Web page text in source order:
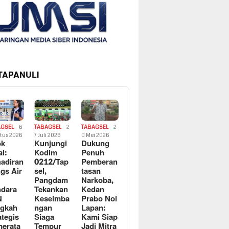
6
2026
Air
TABAGSEL
2
7 Juli 2026
Kunjungi
Kodim
0212/Tap
sel,
Pangdam
Tekankan
Keseimba
ngan
Siaga
TABAGSEL
2
0 Mei 2026
Dukung
Penuh
Pemberan
tasan
Narkoba,
Kedan
Prabo Nol
Lapan:
Kami Siap